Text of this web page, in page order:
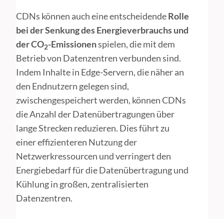
CDNs können auch eine entscheidendeRolle
bei der Senkung des Energieverbrauchs und
der CO2-Emissionenspielen, die mit dem
Betrieb von Datenzentren verbunden sind.
Indem Inhalte in Edge-Servern, die näher an
den Endnutzern gelegen sind,
zwischengespeichert werden, können CDNs
die Anzahl der Datenübertragungen über
lange Strecken reduzieren. Dies führt zu
einer effizienteren Nutzung der
Netzwerkressourcen und verringert den
Energiebedarf für die Datenübertragung und
Kühlung in großen, zentralisierten
Datenzentren.